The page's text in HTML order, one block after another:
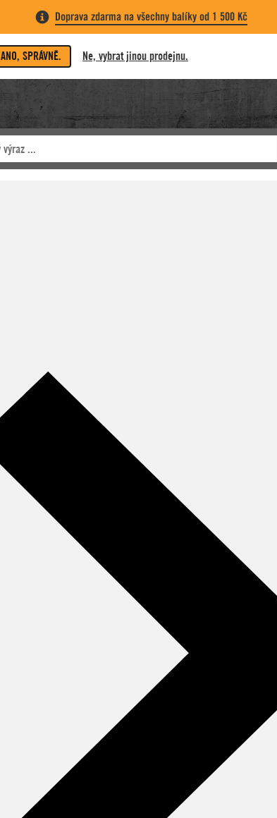
Doprava zdarma na všechny balíky od 1 500 Kč
ANO, SPRÁVNĚ. Ne, vybrat jinou prodejnu.